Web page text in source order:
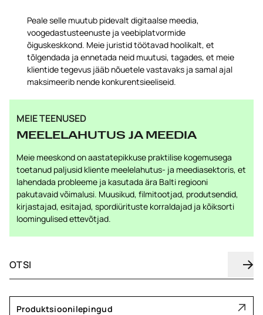
Peale selle muutub pidevalt digitaalse meedia,
voogedastusteenuste ja veebiplatvormide
õiguskeskkond. Meie juristid töötavad hoolikalt, et
tõlgendada ja ennetada neid muutusi, tagades, et meie
klientide tegevus jääb nõuetele vastavaks ja samal ajal
maksimeerib nende konkurentsieeliseid.
MEIE TEENUSED
MEELELAHUTUS JA MEEDIA
Meie meeskond on aastatepikkuse praktilise kogemusega
toetanud paljusid kliente meelelahutus- ja meediasektoris, et
lahendada probleeme ja kasutada ära Balti regiooni
pakutavaid võimalusi. Muusikud, filmitootjad, produtsendid,
kirjastajad, esitajad, spordiürituste korraldajad ja kõiksorti
loomingulised ettevõtjad.
Produktsioonilepingud